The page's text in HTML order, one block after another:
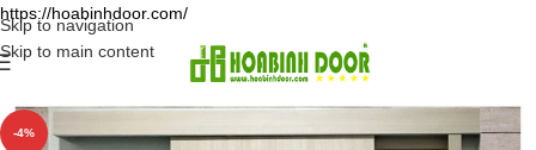
https://hoabinhdoor.com/
Skip to navigation
Skip to main content
-4%